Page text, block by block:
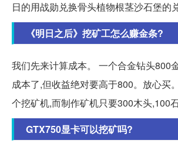
日的用战勋兑换骨头植物根茎沙石堡的
《明日之后》挖矿工怎么赚金条?
我们先来计算成本。 一个合金钻头800
成本了,但收益绝对要高于800。放心买
个挖矿机,而制作矿机只要300木头,100石
GTX750显卡可以挖矿吗?